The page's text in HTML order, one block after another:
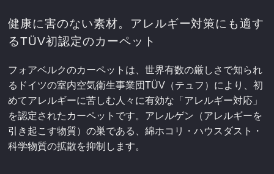
健康に害のない素材。アレルギー対策にも適す
るTÜV初認定のカーペット
フォアベルクのカーペットは、世界有数の厳しさで知られ
るドイツの室内空気衛生事業団TÜV（テュフ）により、初
めてアレルギーに苦しむ人々に有効な「アレルギー対応」
を認定されたカーペットです。アレルゲン（アレルギーを
引き起こす物質）の巣である、綿ホコリ・ハウスダスト・
科学物質の拡散を抑制します。